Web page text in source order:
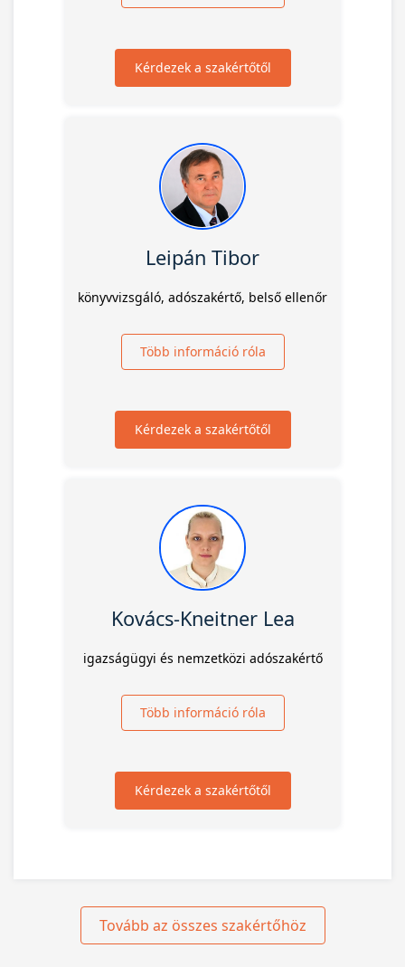
Kérdezek a szakértőtől
Leipán Tibor
könyvvizsgáló, adószakértő, belső ellenőr
Több információ róla
Kérdezek a szakértőtől
Kovács-Kneitner Lea
igazságügyi és nemzetközi adószakértő
Több információ róla
Kérdezek a szakértőtől
Tovább az összes szakértőhöz